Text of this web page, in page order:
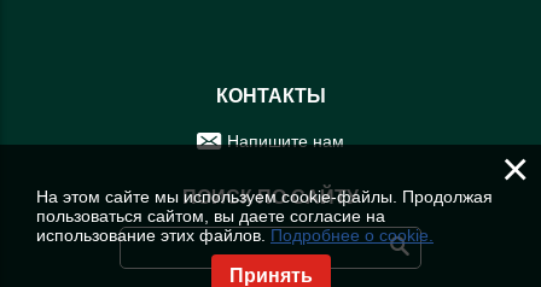
КОНТАКТЫ
Напишите нам
ПОИСК ПО САЙТУ
×
На этом сайте мы используем cookie-файлы. Продолжая
пользоваться сайтом, вы даете согласие на
использование этих файлов. Подробнее о cookie.
Принять